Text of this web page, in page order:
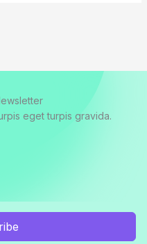
eget turpis gravida.